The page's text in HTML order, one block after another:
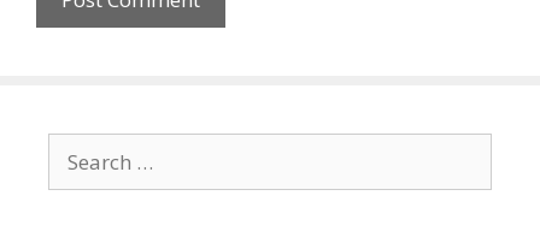
for: